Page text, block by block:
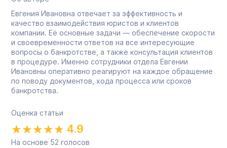
Евгения Ивановна отвечает за эффективность и
качество взаимодействия юристов и клиентов
компании. Её основные задачи — обеспечение скорости
и своевременности ответов на все интересующие
вопросы о банкротстве, а также консультация клиентов
в процедуре. Именно сотрудники отдела Евгении
Ивановны оперативно реагируют на каждое обращение
по поводу документов, хода процесса или сроков
банкротства.
Оценка статьи
4.9
На основе 52 голосов